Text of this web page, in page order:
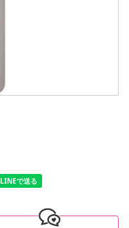
LINEで送る